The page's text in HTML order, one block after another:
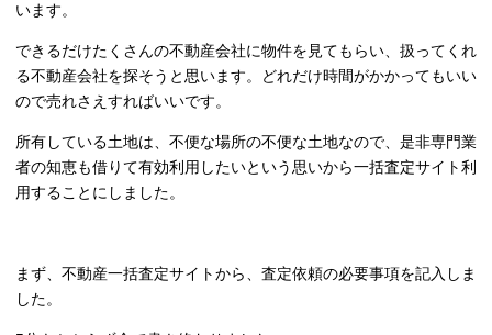
います。
できるだけたくさんの不動産会社に物件を見てもらい、扱ってくれ
る不動産会社を探そうと思います。どれだけ時間がかかってもいい
ので売れさえすればいいです。
所有している土地は、不便な場所の不便な土地なので、是非専門業
者の知恵も借りて有効利用したいという思いから一括査定サイト利
用することにしました。
まず、不動産一括査定サイトから、査定依頼の必要事項を記入しま
した。